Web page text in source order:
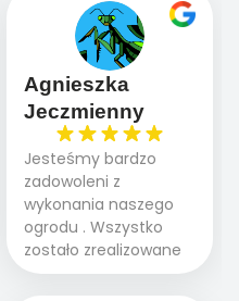
Agnieszka
Jeczmienny
Jesteśmy bardzo
zadowoleni z
wykonania naszego
ogrodu . Wszystko
zostało zrealizowane
fachowo, rzetelnie i